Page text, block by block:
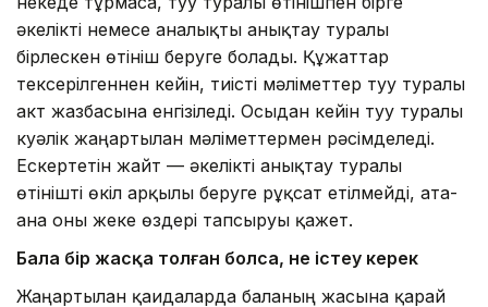
әкелікті немесе аналықты анықтау туралы
бірлескен өтініш беруге болады. Құжаттар
тексерілгеннен кейін, тиісті мәліметтер туу туралы
акт жазбасына енгізіледі. Осыдан кейін туу туралы
куәлік жаңартылған мәліметтермен рәсімделеді.
Ескертетін жайт — әкелікті анықтау туралы
өтінішті өкіл арқылы беруге рұқсат етілмейді, ата-
ана оны жеке өздері тапсыруы қажет.
Бала бір жасқа толған болса, не істеу керек
Жаңартылған қағидаларда баланың жасына қарай